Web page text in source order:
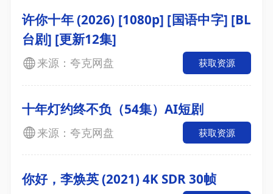
许你十年 (2026) [1080p] [国语中字] [BL
台剧] [更新12集]
来源：夸克网盘 获取资源
十年灯约终不负（54集）AI短剧
来源：夸克网盘 获取资源
你好，李焕英 (2021) 4K SDR 30帧